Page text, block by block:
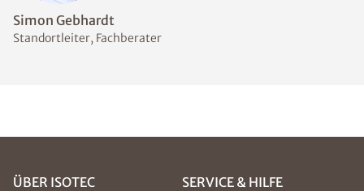
Simon Gebhardt
Standortleiter, Fachberater
ÜBER ISOTEC SERVICE & HILFE